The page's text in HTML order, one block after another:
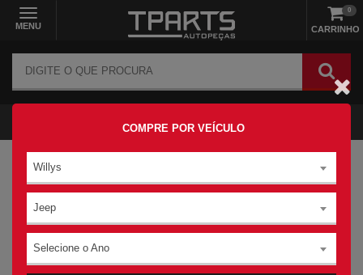
MENU CARRINHO
0
COMPRE POR VEÍCULO
Willys
Jeep
Selecione o Ano